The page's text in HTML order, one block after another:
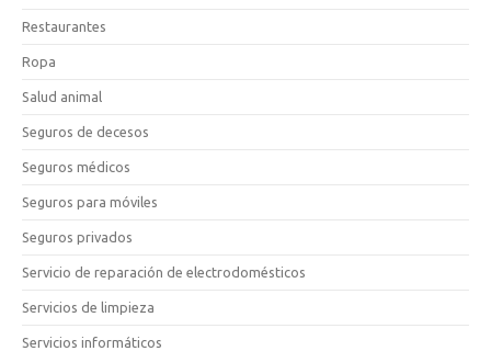
Restaurantes
Ropa
Salud animal
Seguros de decesos
Seguros médicos
Seguros para móviles
Seguros privados
Servicio de reparación de electrodomésticos
Servicios de limpieza
Servicios informáticos